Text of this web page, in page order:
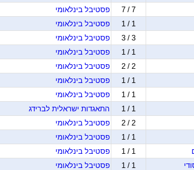
7 / 7
פסטיבל בינלאומי
1 / 1
פסטיבל בינלאומי
3 / 3
פסטיבל בינלאומי
1 / 1
פסטיבל בינלאומי
2 / 2
פסטיבל בינלאומי
1 / 1
פסטיבל בינלאומי
1 / 1
פסטיבל בינלאומי
1 / 1
התאגדות ישראלית לברידג
2 / 2
פסטיבל בינלאומי
1 / 1
פסטיבל בינלאומי
1 / 1
פסטיבל בינלאומי
1 / 1
פסטיבל בינלאומי